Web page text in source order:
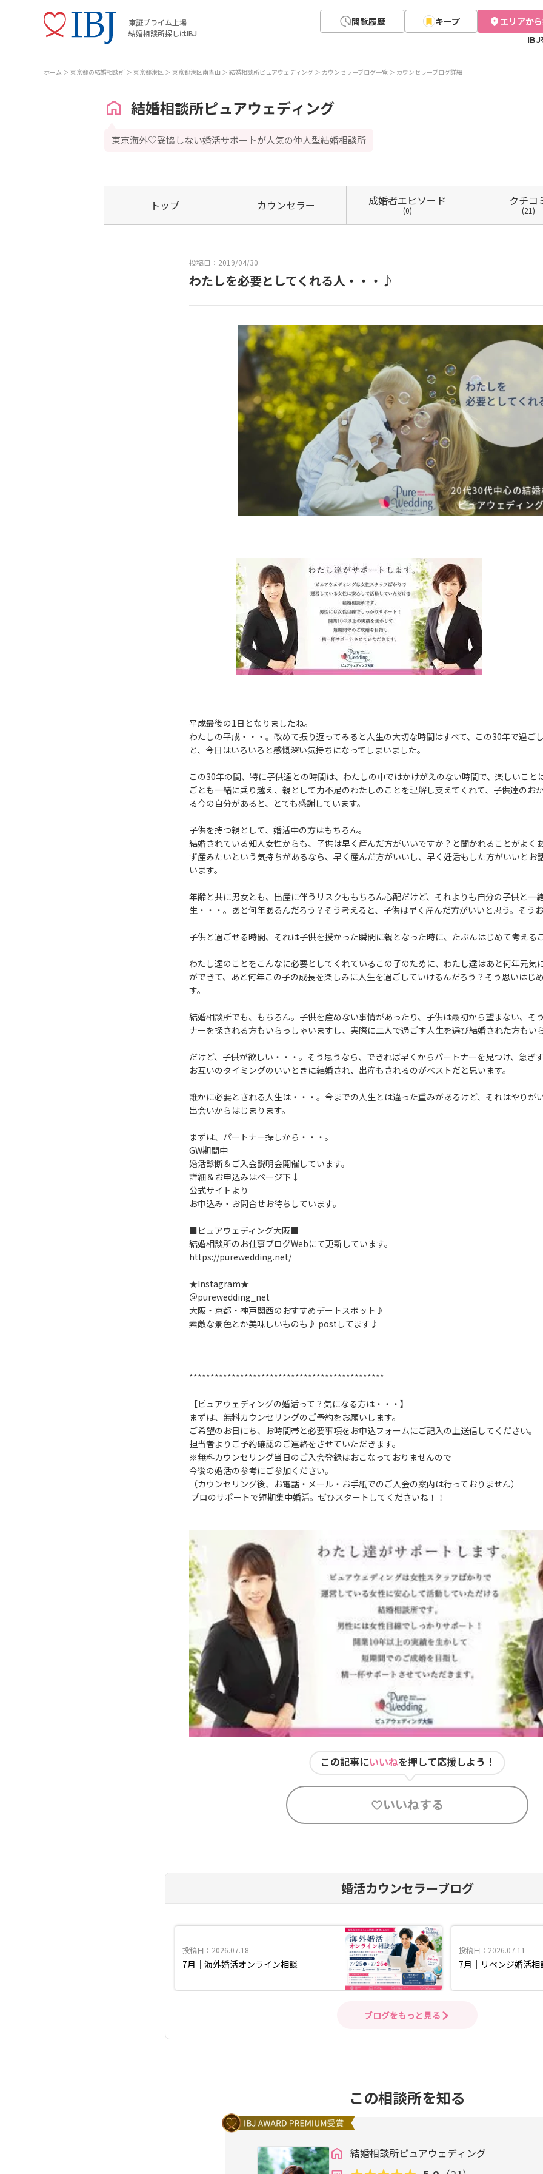
東証プライム上場
結婚相談所探しはIBJ
閲覧履歴 キープ エリアか
IBJ
ホーム 東京都の結婚相談所 東京都港区 東京都港区南青山 結婚相談所ピュアウェディング カウンセラーブログ一覧 カウンセラーブログ詳細
結婚相談所ピュアウェディング
東京海外♡妥協しない婚活サポートが人気の仲人型結婚相談所
トップ カウンセラー 成婚者エピソード
(0)
クチコ
(21)
投稿日：2019/04/30
わたしを必要としてくれる人・・・♪
平成最後の1日となりましたね。
わたしの平成・・・。改めて振り返ってみると人生の大切な時間はすべて、この30年で過ご
と、今日はいろいろと感慨深い気持ちになってしまいました。
この30年の間、特に子供達との時間は、わたしの中ではかけがえのない時間で、楽しいこと
ごとも一緒に乗り越え、親として力不足のわたしのことを理解し支えてくれて、子供達のお
る今の自分があると、とても感謝しています。
子供を持つ親として、婚活中の方はもちろん。
結婚されている知人女性からも、子供は早く産んだ方がいいですか？と聞かれることがよく
ず産みたいという気持ちがあるなら、早く産んだ方がいいし、早く妊活もした方がいいとお
います。
年齢と共に男女とも、出産に伴うリスクももちろん心配だけど、それよりも自分の子供と一
生・・・。あと何年あるんだろう？そう考えると、子供は早く産んだ方がいいと思う。そうお
子供と過ごせる時間、それは子供を授かった瞬間に親となった時に、たぶんはじめて考えるこ
わたし達のことをこんなに必要としてくれているこの子のために、わたし達はあと何年元気
ができて、あと何年この子の成長を楽しみに人生を過ごしていけるんだろう？そう思いはじ
す。
結婚相談所でも、もちろん。子供を産めない事情があったり、子供は最初から望まない、そ
ナーを探される方もいらっしゃいますし、実際に二人で過ごす人生を選び結婚された方もい
だけど、子供が欲しい・・・。そう思うなら、できれば早くからパートナーを見つけ、急ぎす
お互いのタイミングのいいときに結婚され、出産もされるのがベストだと思います。
誰かに必要とされる人生は・・・。今までの人生とは違った重みがあるけど、それはやりが
出会いからはじまります。
まずは、パートナー探しから・・・。
GW期間中
婚活診断＆ご入会説明会開催しています。
詳細＆お申込みはページ下↓
公式サイトより
お申込み・お問合せお待ちしています。
■ピュアウェディング大阪■
結婚相談所のお仕事ブログWebにて更新しています。
https://purewedding.net/
★Instagram★
＠purewedding_net
大阪・京都・神戸関西のおすすめデートスポット♪
素敵な景色とか美味しいものも♪ postしてます♪
**********************************************
【ピュアウェディングの婚活って？気になる方は・・・】
まずは、無料カウンセリングのご予約をお願いします。
ご希望のお日にち、お時間帯と必要事項をお申込フォームにご記入の上送信してください。
担当者よりご予約確認のご連絡をさせていただきます。
※無料カウンセリング当日のご入会登録はおこなっておりませんので
今後の婚活の参考にご参加ください。
（カウンセリング後、お電話・メール・お手紙でのご入会の案内は行っておりません）
プロのサポートで短期集中婚活。ぜひスタートしてくださいね！！
この記事にいいねを押して応援しよう！
いいねする
婚活カウンセラーブログ
投稿日：2026.07.18
7月｜海外婚活オンライン相談
投稿日：2026.07.11
7月｜リベンジ婚活相
ブログをもっと見る
この相談所を知る
結婚相談所ピュアウェディング